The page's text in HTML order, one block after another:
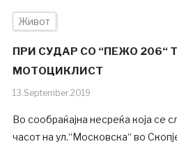
Живот
ПРИ СУДАР СО “ПЕЖО 206“
МОТОЦИКЛИСТ
13.September.2019
Во сообраќајна несреќа која се
часот на ул.“Московска“ во